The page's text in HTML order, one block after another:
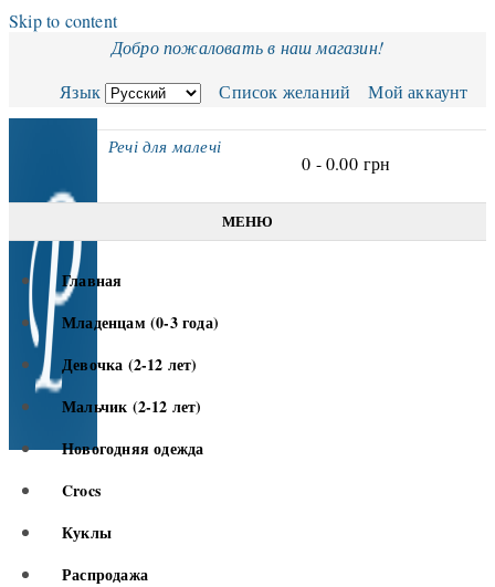
Skip to content
Добро пожаловать в наш магазин!
Язык
Список желаний Мой аккаунт
Речі для малечі
0 -0.00 грн
МЕНЮ
Главная
Младенцам (0-3 года)
Девочка (2-12 лет)
Мальчик (2-12 лет)
Новогодняя одежда
Crocs
Куклы
Распродажа